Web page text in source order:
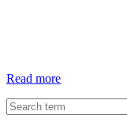
Read moreTu
sei